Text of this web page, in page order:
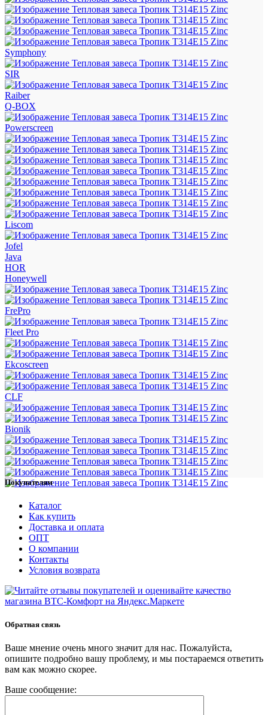
Symphony
SIR
Raiber
Q-BOX
Powerscreen
Liscom
Jofel
Java
HOR
Honeywell
FrePro
Fleet Pro
Ekcoscreen
CLF
Bionik
Покупателям
Каталог
Как купить
Доставка и оплата
ОПТ
О компании
Контакты
Условия возврата
Обратная связь
Ваше мнение очень много значит для нас. Пожалуйста,
опишите подробно вашу проблему, и мы постараемся ответить
вам как можно скорее.
Ваше сообщение: